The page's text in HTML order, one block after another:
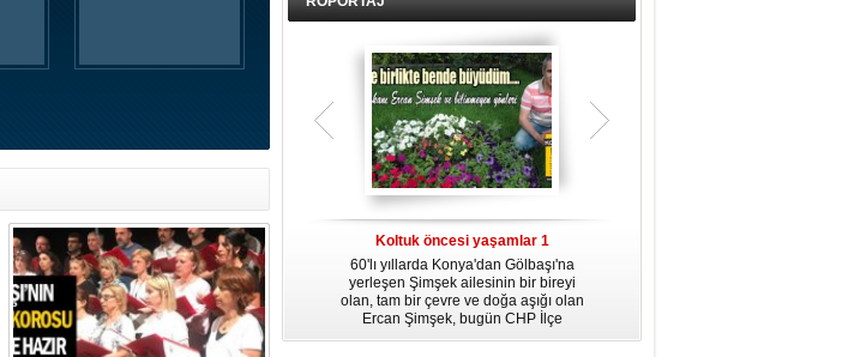
Koltuk öncesi yaşamlar 1
60'lı yıllarda Konya'dan Gölbaşı'na
yerleşen Şimşek ailesinin bir bireyi
olan, tam bir çevre ve doğa aşığı olan
Ercan Şimşek, bugün CHP İlçe
Başkanlığı yaptığı Gölbaşı'nda yaşam
Teşrik tekbiri nedir? Ne anlama gelir?